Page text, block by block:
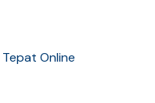
Online